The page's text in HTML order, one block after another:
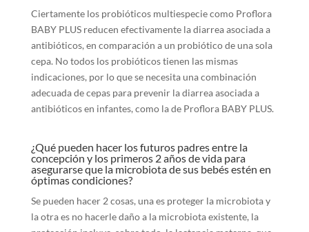
Ciertamente los probióticos multiespecie como Proflora
BABY PLUS reducen efectivamente la diarrea asociada a
antibióticos, en comparación a un probiótico de una sola
cepa. No todos los probióticos tienen las mismas
indicaciones, por lo que se necesita una combinación
adecuada de cepas para prevenir la diarrea asociada a
antibióticos en infantes, como la de Proflora BABY PLUS.
¿Qué pueden hacer los futuros padres entre la
concepción y los primeros 2 años de vida para
asegurarse que la microbiota de sus bebés estén en
óptimas condiciones?
Se pueden hacer 2 cosas, una es proteger la microbiota y
la otra es no hacerle daño a la microbiota existente, la